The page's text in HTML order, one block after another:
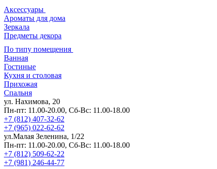
Аксессуары
Ароматы для дома
Зеркала
Предметы декора
По типу помещения
Ванная
Гостиные
Кухня и столовая
Прихожая
Спальня
ул. Нахимова, 20
Пн-пт: 11.00-20.00, Сб-Вс: 11.00-18.00
+7 (812) 407-32-62
+7 (965) 022-62-62
ул.Малая Зеленина, 1/22
Пн-пт: 11.00-20.00, Сб-Вс: 11.00-18.00
+7 (812) 509-62-22
+7 (981) 246-44-77